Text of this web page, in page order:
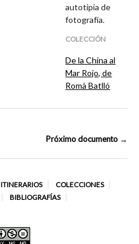
autotipia de
fotografía.
COLECCIÓN
De la China al
Mar Rojo, de
Romà Batlló
Próximo documento →
ITINERARIOS
COLECCIONES
BIBLIOGRAFÍAS